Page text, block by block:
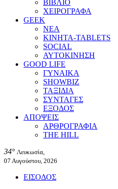
ΒΙΒΛΙΟ
ΧΕΙΡΟΓΡΑΦΑ
GEEK
ΝΕΑ
ΚΙΝΗΤΑ-TABLETS
SOCIAL
ΑΥΤΟΚΙΝΗΣΗ
GOOD LIFE
ΓΥΝΑΙΚΑ
SHOWBIZ
ΤΑΞΙΔΙΑ
ΣΥΝΤΑΓΕΣ
ΕΞΟΔΟΣ
ΑΠΟΨΕΙΣ
ΑΡΘΡΟΓΡΑΦΙΑ
THE HILL
34° Λευκωσία,
07 Αυγούστου, 2026
ΕΙΣΟΔΟΣ